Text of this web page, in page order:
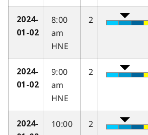
2024-
01-02
8:00
am
HNE
2
2024-
01-02
9:00
am
HNE
2
2024-
10:00
2